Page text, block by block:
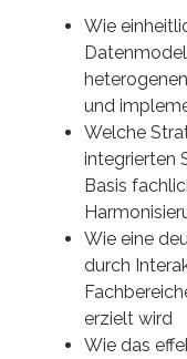
Wie
und
Welche
integrierten
Basis
Wie eine
durch
erzielt wird
Wie das